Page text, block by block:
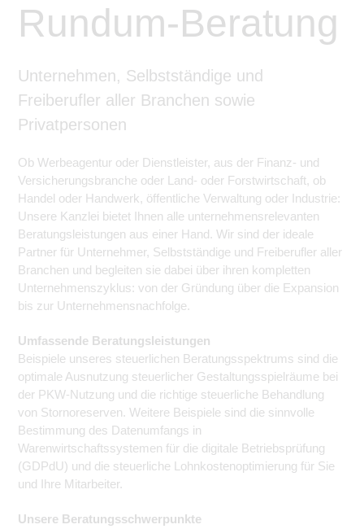
Rundum-Beratung
Unternehmen, Selbstständige und
Freiberufler aller Branchen sowie
Privatpersonen
Ob Werbeagentur oder Dienstleister, aus der Finanz- und
Versicherungsbranche oder Land- oder Forstwirtschaft, ob
Handel oder Handwerk, öffentliche Verwaltung oder Industrie:
Unsere Kanzlei bietet Ihnen alle unternehmensrelevanten
Beratungsleistungen aus einer Hand. Wir sind der ideale
Partner für Unternehmer, Selbstständige und Freiberufler aller
Branchen und begleiten sie dabei über ihren kompletten
Unternehmenszyklus: von der Gründung über die Expansion
bis zur Unternehmensnachfolge.
Umfassende Beratungsleistungen
Beispiele unseres steuerlichen Beratungsspektrums sind die
optimale Ausnutzung steuerlicher Gestaltungsspielräume bei
der PKW-Nutzung und die richtige steuerliche Behandlung
von Stornoreserven. Weitere Beispiele sind die sinnvolle
Bestimmung des Datenumfangs in
Warenwirtschaftssystemen für die digitale Betriebsprüfung
(GDPdU) und die steuerliche Lohnkostenoptimierung für Sie
und Ihre Mitarbeiter.
Unsere Beratungsschwerpunkte